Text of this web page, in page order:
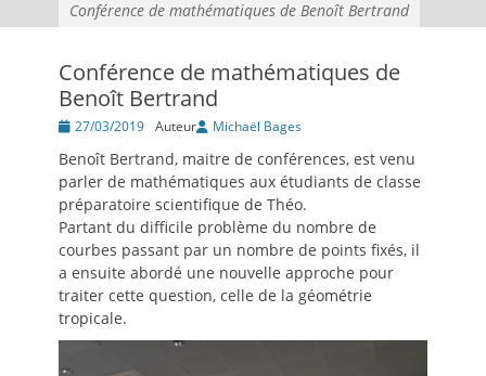
Conférence de mathématiques de Benoît Bertrand
Conférence de mathématiques de
Benoît Bertrand
Posté27/03/2019 Auteur Michaël Bages
Benoît Bertrand, maitre de conférences, est venu
parler de mathématiques aux étudiants de classe
préparatoire scientifique de Théo.
Partant du difficile problème du nombre de
courbes passant par un nombre de points fixés, il
a ensuite abordé une nouvelle approche pour
traiter cette question, celle de la géométrie
tropicale.